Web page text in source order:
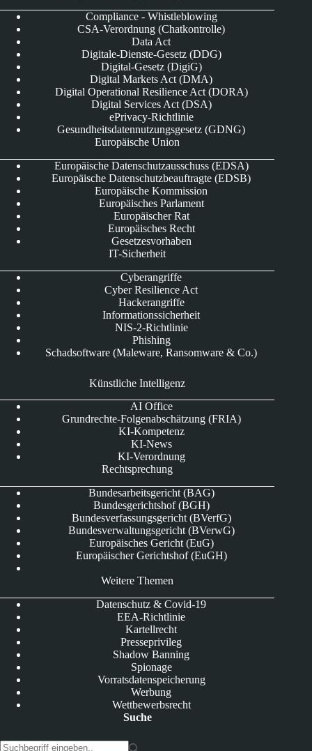
Compliance - Whistleblowing
CSA-Verordnung (Chatkontrolle)
Data Act
Digitale-Dienste-Gesetz (DDG)
Digital-Gesetz (DigiG)
Digital Markets Act (DMA)
Digital Operational Resilience Act (DORA)
Digital Services Act (DSA)
ePrivacy-Richtlinie
Gesundheitsdatennutzungsgesetz (GDNG)
Europäische Union
Europäische Datenschutzausschuss (EDSA)
Europäische Datenschutzbeauftragte (EDSB)
Europäische Kommission
Europäisches Parlament
Europäischer Rat
Europäisches Recht
Gesetzesvorhaben
IT-Sicherheit
Cyberangriffe
Cyber Resilience Act
Hackerangriffe
Informationssicherheit
NIS-2-Richtlinie
Phishing
Schadsoftware (Maleware, Ransomware & Co.)
Künstliche Intelligenz
AI Office
Grundrechte-Folgenabschätzung (FRIA)
KI-Kompetenz
KI-News
KI-Verordnung
Rechtsprechung
Bundesarbeitsgericht (BAG)
Bundesgerichtshof (BGH)
Bundesverfassungsgericht (BVerfG)
Bundesverwaltungsgericht (BVerwG)
Europäisches Gericht (EuG)
Europäischer Gerichtshof (EuGH)
Weitere Themen
Datenschutz & Covid-19
EEA-Richtlinie
Kartellrecht
Presseprivileg
Shadow Banning
Spionage
Vorratsdatenspeicherung
Werbung
Wettbewerbsrecht
Suche